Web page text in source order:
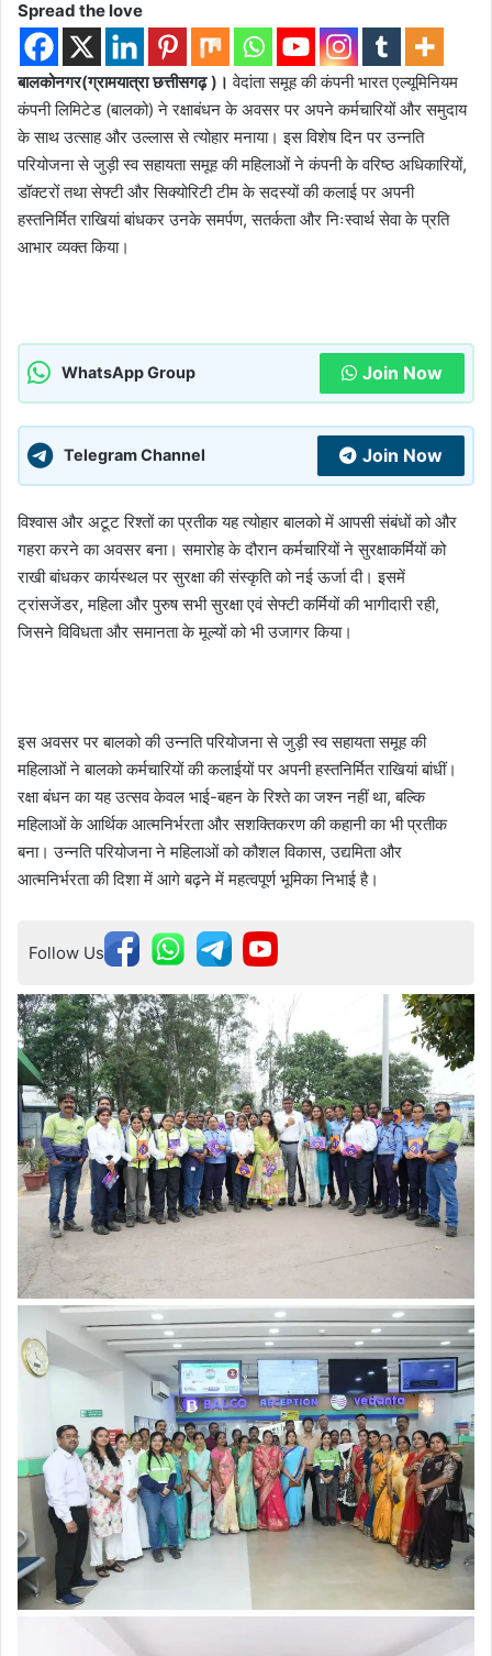
Spread the love
बालकोनगर(ग्रामयात्रा छत्तीसगढ़ )। वेदांता समूह की कंपनी भारत एल्यूमिनियम
कंपनी लिमिटेड (बालको) ने रक्षाबंधन के अवसर पर अपने कर्मचारियों और समुदाय
के साथ उत्साह और उल्लास से त्योहार मनाया। इस विशेष दिन पर उन्नति
परियोजना से जुड़ी स्व सहायता समूह की महिलाओं ने कंपनी के वरिष्ठ अधिकारियों,
डॉक्टरों तथा सेफ्टी और सिक्योरिटी टीम के सदस्यों की कलाई पर अपनी
हस्तनिर्मित राखियां बांधकर उनके समर्पण, सतर्कता और निःस्वार्थ सेवा के प्रति
आभार व्यक्त किया।
WhatsApp Group Join Now
Telegram Channel Join Now
विश्वास और अटूट रिश्तों का प्रतीक यह त्योहार बालको में आपसी संबंधों को और
गहरा करने का अवसर बना। समारोह के दौरान कर्मचारियों ने सुरक्षाकर्मियों को
राखी बांधकर कार्यस्थल पर सुरक्षा की संस्कृति को नई ऊर्जा दी। इसमें
ट्रांसजेंडर, महिला और पुरुष सभी सुरक्षा एवं सेफ्टी कर्मियों की भागीदारी रही,
जिसने विविधता और समानता के मूल्यों को भी उजागर किया।
इस अवसर पर बालको की उन्नति परियोजना से जुड़ी स्व सहायता समूह की
महिलाओं ने बालको कर्मचारियों की कलाईयों पर अपनी हस्तनिर्मित राखियां बांधीं।
रक्षा बंधन का यह उत्सव केवल भाई-बहन के रिश्ते का जश्न नहीं था, बल्कि
महिलाओं के आर्थिक आत्मनिर्भरता और सशक्तिकरण की कहानी का भी प्रतीक
बना। उन्नति परियोजना ने महिलाओं को कौशल विकास, उद्यमिता और
आत्मनिर्भरता की दिशा में आगे बढ़ने में महत्वपूर्ण भूमिका निभाई है।
Follow Us